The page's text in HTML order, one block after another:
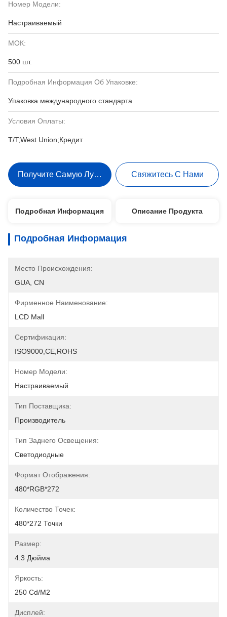
Номер Модели:
Настраиваемый
МОК:
500 шт.
Подробная Информация Об Упаковке:
Упаковка международного стандарта
Условия Оплаты:
T/T;West Union;Кредит
Получите Самую Лучшую ЦенуСвяжитесь С Нами
Подробная Информация Описание Продукта
Подробная Информация
Место Происхождения:
GUA, CN
Фирменное Наименование:
LCD Mall
Сертификация:
ISO9000,CE,ROHS
Номер Модели:
Настраиваемый
Тип Поставщика:
Производитель
Тип Заднего Освещения:
Светодиодные
Формат Отображения:
480*RGB*272
Количество Точек:
480*272 Точки
Размер:
4.3 Дюйма
Яркость:
250 Cd/m2
Дисплей: